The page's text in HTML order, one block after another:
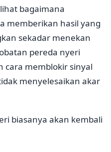
bagaimana
memberikan hasil yang
sekadar menekan
pereda nyeri
cara memblokir sinyal
menyelesaikan akar
biasanya akan kembali